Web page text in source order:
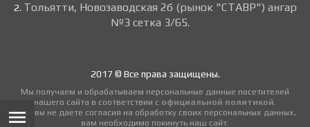
2. Тольятти, Новозаводская 2б (рынок "СТАВР") ангар
№3 сетка 3/65.
2017 © Все права защищены.
Мы получаем и обрабатываем персональные данные посетителей
нашего сайта в соответствии с официальной политикой.
Если вы не даете согласия на обработку своих персональных данных,
вам необходимо покинуть наш сайт.